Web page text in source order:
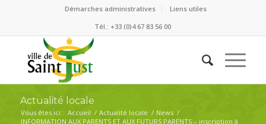
Démarches administratives
Liens utiles
Tél.: +33 (0)4 67 83 56 00
Actualité locale
Vous êtes ici : Accueil / Actualité locale / News /
INFORMATION AUX PARENTS ET AUX FUTURS PARENTS – inscription à